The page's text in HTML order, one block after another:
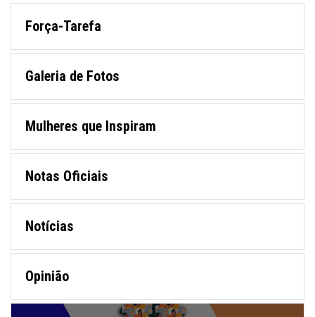
Força-Tarefa
Galeria de Fotos
Mulheres que Inspiram
Notas Oficiais
Notícias
Opinião